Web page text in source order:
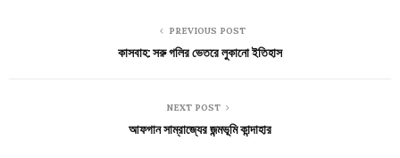
PREVIOUS POST
কাসবাহ: সরু গলির ভেতরে লুকানো ইতিহাস
NEXT POST
আফগান সাম্রাজ্যের জন্মভূমি কান্দাহার